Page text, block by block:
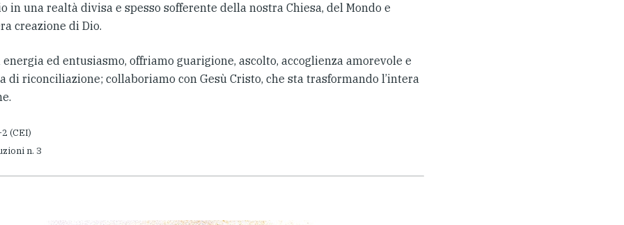
in una realtà divisa e spesso sofferente della nostra Chiesa, del Mondo e
creazione di Dio.
energia ed entusiasmo, offriamo guarigione, ascolto, accoglienza amorevole e
di riconciliazione; collaboriamo con Gesù Cristo, che sta trasformando l’intera
(CEI)
n. 3